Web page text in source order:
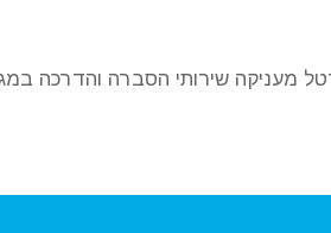
מעניקה שירותי הסברה והדרכה